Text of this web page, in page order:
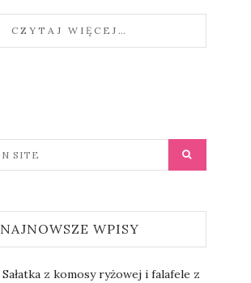
CZYTAJ WIĘCEJ…
NAJNOWSZE WPISY
Sałatka z komosy ryżowej i falafele z